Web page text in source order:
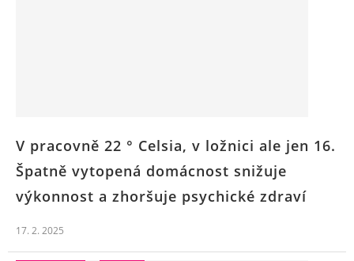
V pracovně 22 ° Celsia, v ložnici ale jen 16.
Špatně vytopená domácnost snižuje
výkonnost a zhoršuje psychické zdraví
17. 2. 2025